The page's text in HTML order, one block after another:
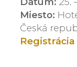
Miesto:
Česká
Registrácia